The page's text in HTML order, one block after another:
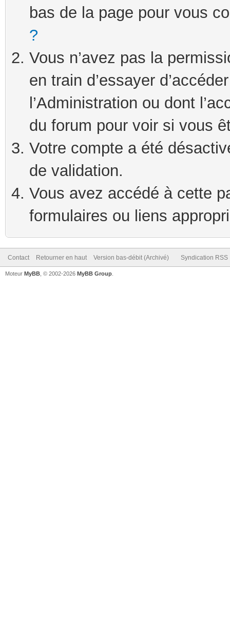
bas de la page pour vous
?
Vous n’avez pas la
en train d’essayer
l’Administration ou dont
du forum pour voir si vous
Votre compte a été
de validation.
Vous avez accédé à cette
formulaires ou liens
Contact Retourner en haut Version bas-débit (Archivé) Syndication RSS
Moteur MyBB , © 2002-2026 MyBB Group